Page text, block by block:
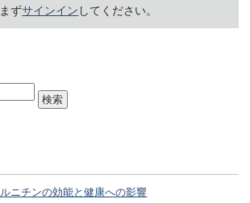
ずサインイン してください。
ニチンの効能と健康への影響